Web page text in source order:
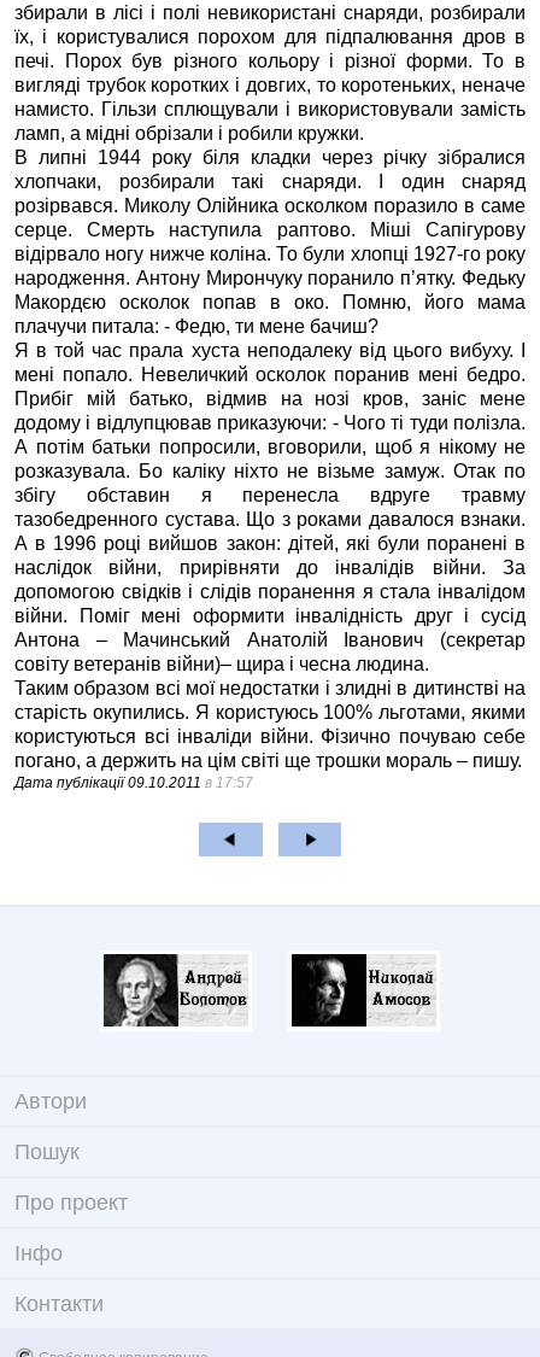
збирали в лісі і полі невикористані снаряди, розбирали
їх, і користувалися порохом для підпалювання дров в
печі. Порох був різного кольору і різної форми. То в
вигляді трубок коротких і довгих, то коротеньких, неначе
намисто. Гільзи сплющували і використовували замість
ламп, а мідні обрізали і робили кружки.
В липні 1944 року біля кладки через річку зібралися
хлопчаки, розбирали такі снаряди. І один снаряд
розірвався. Миколу Олійника осколком поразило в саме
серце. Смерть наступила раптово. Міші Сапігурову
відірвало ногу нижче коліна. То були хлопці 1927-го року
народження. Антону Мирончуку поранило п’ятку. Федьку
Макордєю осколок попав в око. Помню, його мама
плачучи питала: - Федю, ти мене бачиш?
Я в той час прала хуста неподалеку від цього вибуху. І
мені попало. Невеличкий осколок поранив мені бедро.
Прибіг мій батько, відмив на нозі кров, заніс мене
додому і відлупцював приказуючи: - Чого ті туди полізла.
А потім батьки попросили, вговорили, щоб я нікому не
розказувала. Бо каліку ніхто не візьме замуж. Отак по
збігу обставин я перенесла вдруге травму
тазобедренного сустава. Що з роками давалося взнаки.
А в 1996 році вийшов закон: дітей, які були поранені в
наслідок війни, прирівняти до інвалідів війни. За
допомогою свідків і слідів поранення я стала інвалідом
війни. Поміг мені оформити інвалідність друг і сусід
Антона – Мачинський Анатолій Іванович (секретар
совіту ветеранів війни)– щира і чесна людина.
Таким образом всі мої недостатки і злидні в дитинстві на
старість окупились. Я користуюсь 100% льготами, якими
користуються всі інваліди війни. Фізично почуваю себе
погано, а держить на цім світі ще трошки мораль – пишу.
Дата публікації09.10.2011 в 17:57
Автори
Пошук
Про проект
Iнфо
Контакти